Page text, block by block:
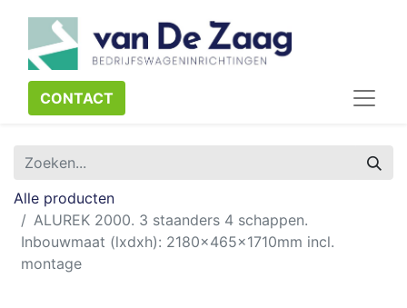
CONTACT​​​​
Alle producten
ALUREK 2000. 3 staanders 4 schappen.
Inbouwmaat (lxdxh): 2180x465x1710mm incl.
montage